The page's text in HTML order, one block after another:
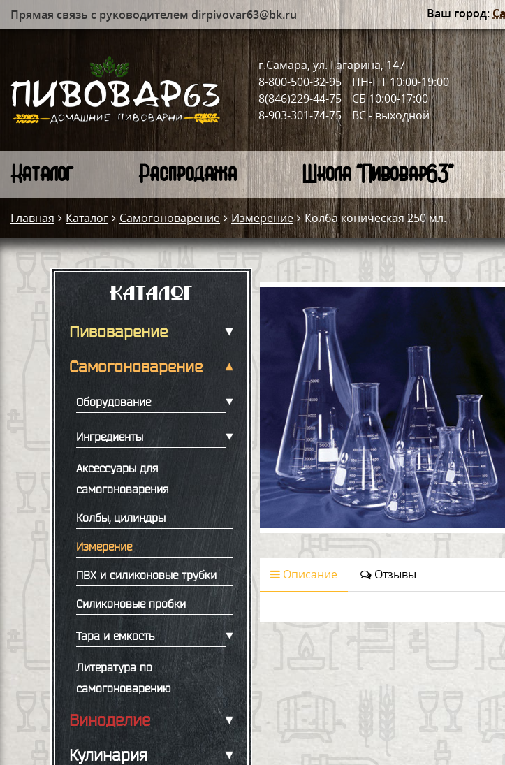
Ваш город:
Прямая связь с руководителем dirpivovar63@bk.ru
г.Самара, ул. Гагарина, 147
8-800-500-32-95
8(846)229-44-75
8-903-301-74-75
ПН-ПТ 10:00-19:00
СБ 10:00-17:00
ВС - выходной
Каталог Распродажа Школа "Пивовар63"
Главная Каталог Самогоноварение Измерение Колба коническая 250 мл.
Каталог
Пивоварение
Самогоноварение
Оборудование
Ингредиенты
Аксессуары для
самогоноварения
Колбы, цилиндры
Измерение
ПВХ и силиконовые трубки
Силиконовые пробки
Тара и емкость
Литература по
самогоноварению
Виноделие
Кулинария
Описание Отзывы